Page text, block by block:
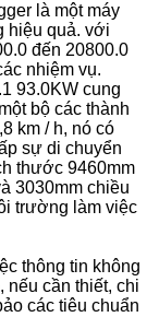
là một máy
hiệu quả. với
đến 20800.0
nhiệm vụ.
93.0KW cung
bộ các thành
km / h, nó có
sự di chuyển
thước 9460mm
3030mm chiều
trường làm việc
thông tin không
nếu cần thiết, chi
các tiêu chuẩn